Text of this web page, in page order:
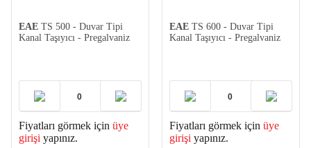
EAE TS 500 - Duvar Tipi
Kanal Taşıyıcı - Pregalvaniz
Fiyatları görmek için üye
girişi yapınız.
EAE TS 600 - Duvar Tipi
Kanal Taşıyıcı - Pregalvaniz
Fiyatları görmek için üye
girişi yapınız.